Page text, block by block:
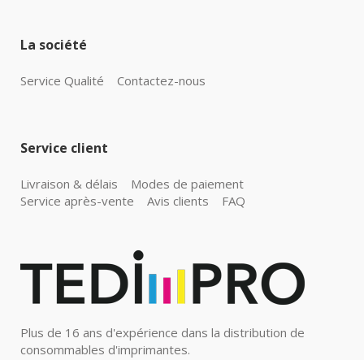
La société
Service Qualité Contactez-nous
Service client
Livraison & délais
Modes de paiement
Service après-vente
Avis clients FAQ
Plus de 16 ans d'expérience dans la distribution de
consommables d'imprimantes.